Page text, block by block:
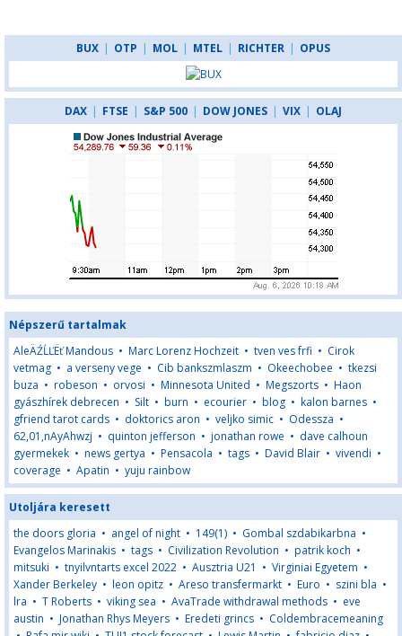
BUX | OTP | MOL | MTEL | RICHTER | OPUS
DAX | FTSE | S&P 500 | DOW JONES | VIX | OLAJ
Népszerű tartalmak
AleÄŹĹĽËť Mandous • Marc Lorenz Hochzeit • tven ves frfi • Cirok
vetmag • a verseny vege • Cib bankszmlaszm • Okeechobee • tkezsi
buza • robeson • orvosi • Minnesota United • Megszorts • Haon
gyászhírek debrecen • Silt • burn • ecourier • blog • kalon barnes •
gfriend tarot cards • doktorics aron • veljko simic • Odessza •
62,01,nAyAhwzj • quinton jefferson • jonathan rowe • dave calhoun
gyermekek • news gertya • Pensacola • tags • David Blair • vivendi •
coverage • Apatin • yuju rainbow
Utoljára keresett
the doors gloria • angel of night • 149(1) • Gombal szdabikarbna •
Evangelos Marinakis • tags • Civilization Revolution • patrik koch •
mitsuki • tnyilvntarts excel 2022 • Ausztria U21 • Virginiai Egyetem •
Xander Berkeley • leon opitz • Areso transfermarkt • Euro • szini bla •
lra • T Roberts • viking sea • AvaTrade withdrawal methods • eve
austin • Jonathan Rhys Meyers • Eredeti grincs • Coldembracemeaning